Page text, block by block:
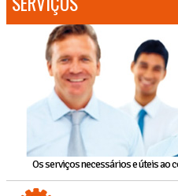
Os serviços necessários e úteis ao